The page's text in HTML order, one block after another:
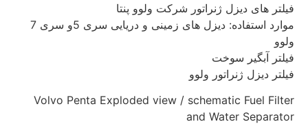
فیلتر های دیزل ژنراتور شرکت ولوو پنتا
موارد استفاده: دیزل های زمینی و دریایی سری 5و سری 7
ولوو
فیلتر آبگیر سوخت
فیلتر دیزل ژنراتور ولوو
Volvo Penta Exploded view / schematic Fuel Filter
and Water Separator